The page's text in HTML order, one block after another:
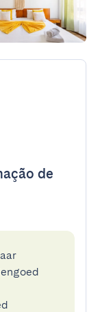
de